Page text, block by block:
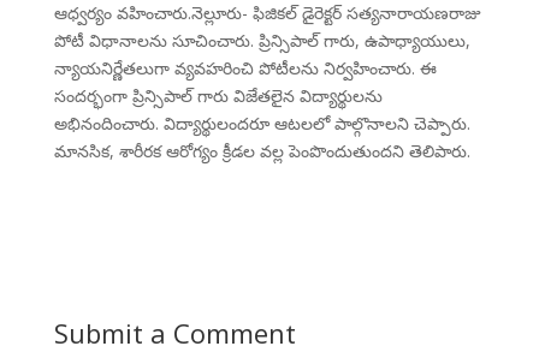
ఆధ్వర్యం వహించారు.నెల్లూరు- ఫిజికల్ డైరెక్టర్ సత్యనారాయణరాజు
పోటీ విధానాలను సూచించారు. ప్రిన్సిపాల్ గారు, ఉపాధ్యాయులు,
న్యాయనిర్ణేతలుగా వ్యవహరించి పోటీలను నిర్వహించారు. ఈ
సందర్భంగా ప్రిన్సిపాల్ గారు విజేతలైన విద్యార్థులను
అభినందించారు. విద్యార్థులందరూ ఆటలలో పాల్గొనాలని చెప్పారు.
మానసిక, శారీరక ఆరోగ్యం క్రీడల వల్ల పెంపొందుతుందని తెలిపారు.
Submit a Comment